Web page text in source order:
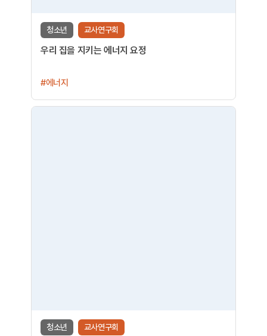
청소년 교사연구회
우리 집을 지키는 에너지 요정
#에너지
청소년 교사연구회